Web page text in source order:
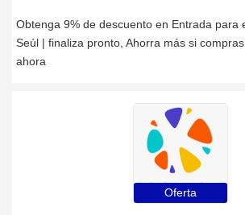
Obtenga 9% de descuento en Entrada para
Seúl | finaliza pronto, Ahorra más si
ahora
Oferta